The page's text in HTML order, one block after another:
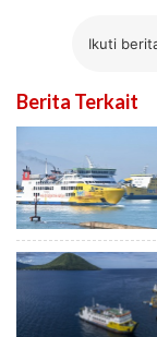
Ikuti
Berita Terkait